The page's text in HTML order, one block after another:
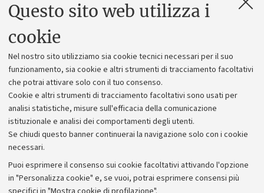
Questo sito web utilizza i
cookie
Nel nostro sito utilizziamo sia cookie tecnici necessari per il suo
funzionamento, sia cookie e altri strumenti di tracciamento facoltativi
che potrai attivare solo con il tuo consenso.
Cookie e altri strumenti di tracciamento facoltativi sono usati per
analisi statistiche, misure sull'efficacia della comunicazione
istituzionale e analisi dei comportamenti degli utenti.
Se chiudi questo banner continuerai la navigazione solo con i cookie
necessari.
Puoi esprimere il consenso sui cookie facoltativi attivando l'opzione
in "Personalizza cookie" e, se vuoi, potrai esprimere consensi più
Contatti e PEC
Alumni community
Piano strategico
Bilanci
Donazioni e 5x1000
Bandi, gare e concorsi
Albo online